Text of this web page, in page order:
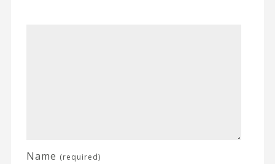
Name (required)